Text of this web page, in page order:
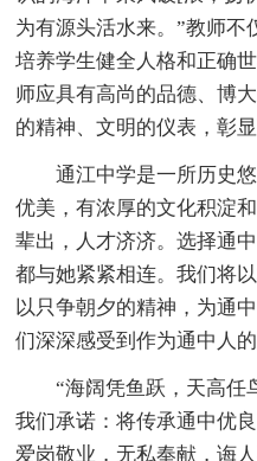
为有源头活水来。”教师不
培养学生健全人格和正确
师应具有高尚的品德、博
的精神、文明的仪表，彰
通江中学是一所历史
优美，有浓厚的文化积淀
辈出，人才济济。选择通
都与她紧紧相连。我们将
以只争朝夕的精神，为通
们深深感受到作为通中人的
“海阔凭鱼跃，天高任
我们承诺：将传承通中优
爱岗敬业，无私奉献，诲